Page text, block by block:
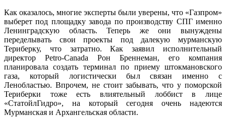
Как оказалось, многие эксперты были уверены, что «Газпром»
выберет под площадку завода по производству СПГ именно
Ленинградскую область. Теперь же они вынуждены
переделывать свои проекты под далекую мурманскую
Териберку, что затратно. Как заявил исполнительный
директор Petro-Canada Рон Бреннеман, его компания
планировала создать терминал по приему штокмановского
газа, который логистически был связан именно с
Ленобластью. Впрочем, не стоит забывать, что у поморской
Териберки тоже есть влиятельный лоббист в лице
«СтатойлГидро», на который сегодня очень надеются
Мурманская и Архангельская области.